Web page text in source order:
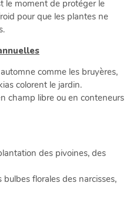
le moment de protéger le
pour que les plantes ne
comme les bruyères,
colorent le jardin.
champ libre ou en conteneurs
des pivoines, des
florales des narcisses,